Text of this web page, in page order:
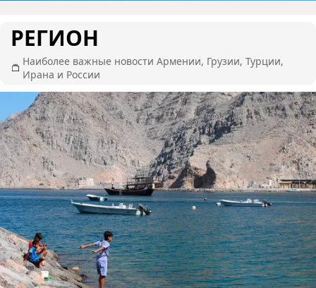
РЕГИОН
Наиболее важные новости Армении, Грузии, Турции,
Ирана и России